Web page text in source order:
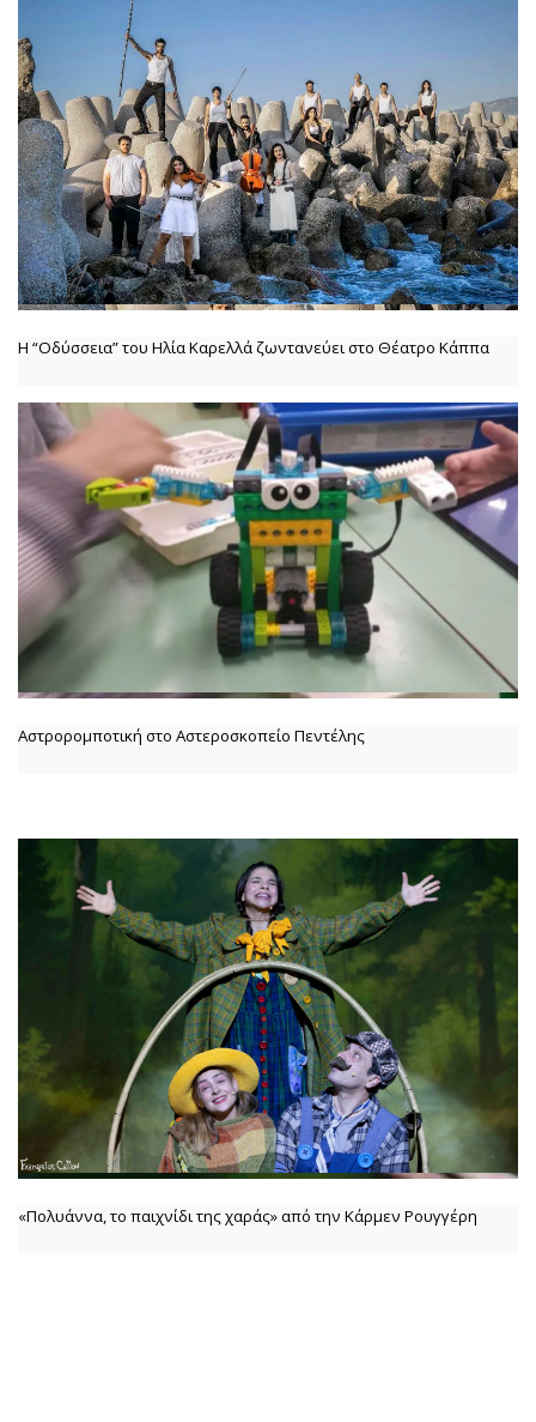
Η “Οδύσσεια” του Ηλία Καρελλά ζωντανεύει στο Θέατρο Κάππα
Αστρορομποτική στο Αστεροσκοπείο Πεντέλης
«Πολυάννα, το παιχνίδι της χαράς» από την Κάρμεν Ρουγγέρη